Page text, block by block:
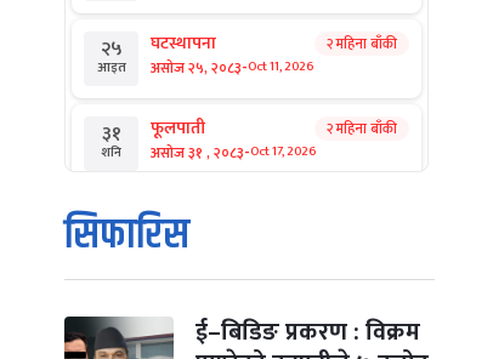
२५
आइत
घटस्थापना
असोज २५, २०८३-Oct 11, 2026
२ महिना बाँकी
३१
शनि
फूलपाती
असोज ३१ , २०८३-Oct 17, 2026
२ महिना बाँकी
१
आइत
कार्तिक सङ्क्रान्ति
कार्तिक १, २०८३
मंगल कार्तिक ३, २०८३-Oct 20, 2026
सिफारिस
ई–बिडिङ प्रकरण : विक्रम